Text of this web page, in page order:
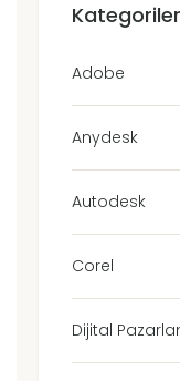
Kategoriler
Adobe
Anydesk
Autodesk
Corel
Dijital